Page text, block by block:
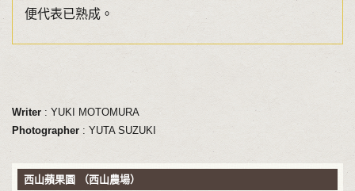
便代表已熟成。
Writer: YUKI MOTOMURA
Photographer: YUTA SUZUKI
西山蘋果園 （西山農場）